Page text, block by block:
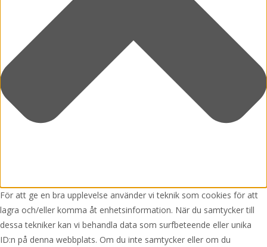
För att ge en bra upplevelse använder vi teknik som cookies för att
lagra och/eller komma åt enhetsinformation. När du samtycker till
dessa tekniker kan vi behandla data som surfbeteende eller unika
ID:n på denna webbplats. Om du inte samtycker eller om du